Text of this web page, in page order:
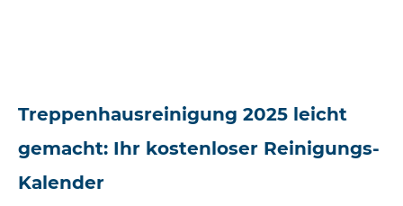
Treppenhausreinigung 2025 leicht
gemacht: Ihr kostenloser Reinigungs-
Kalender